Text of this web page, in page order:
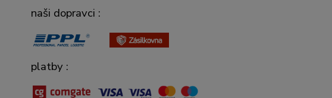
naši dopravci :
platby :